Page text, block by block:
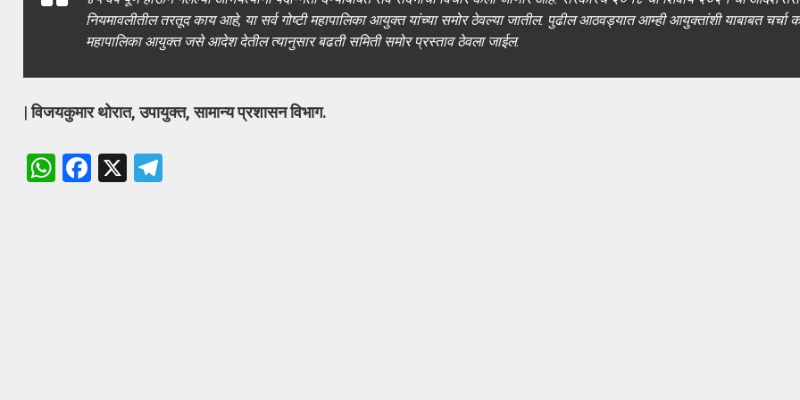
नियमावलीतील तरतूद काय आहे, या सर्व गोष्टी महापालिका आयुक्त यांच्या समोर ठेवल्या जातील. पुढील आठवड्यात आम्ही आयुक्तांशी याबाबत चर्चा
महापालिका आयुक्त जसे आदेश देतील त्यानुसार बढती समिती समोर प्रस्ताव ठेवला जाईल.
|विजयकुमार थोरात, उपायुक्त, सामान्य प्रशासन विभाग.
W F
X